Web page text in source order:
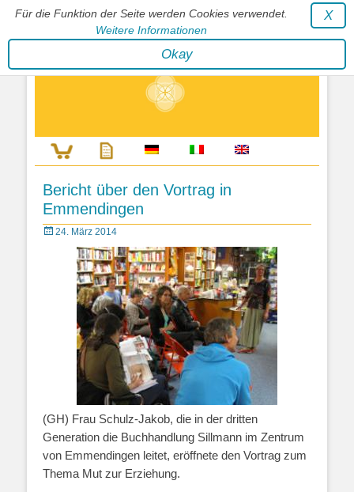
Für die Funktion der Seite werden Cookies verwendet.
Weitere Informationen
X
Okay
Stephan Wunderlich Verlag
Literatur zur Förderung der Gestaltfähigkeit des Lebens
Bericht über den Vortrag in
Emmendingen
Posted24. März 2014
(GH) Frau Schulz-Jakob, die in der dritten
Generation die Buchhandlung Sillmann im Zentrum
von Emmendingen leitet, eröffnete den Vortrag zum
Thema Mut zur Erziehung.